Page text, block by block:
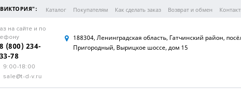
Каталог Покупателям Как сделать заказ Возврат и обмен
на сайте и по
8 (800) 234-
33-78
9:00-18:00
sale@t-d-v.ru
188304, Ленинградская область, Гатчинский район,
Пригородный, Вырицкое шоссе, дом 15